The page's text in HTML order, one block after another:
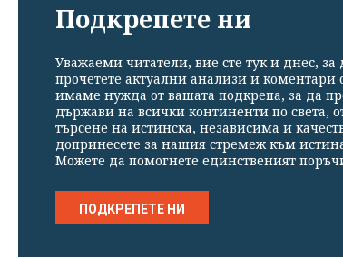
Подкрепете ни
Уважаеми читатели, вие сте тук и днес,
прочетете актуални анализи и
имаме нужда от вашата подкрепа, за да
държави на всички континенти по света,
търсене на истинска, независима и
допринесете за нашия стремеж към
Можете да помогнете единственият
ПОДКРЕПЕТЕ НИ